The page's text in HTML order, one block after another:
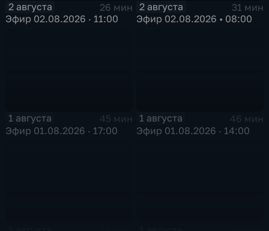
2 августа
26 мин
Эфир 02.08.2026 · 11:00
2 августа
31 мин
Эфир 02.08.2026 • 08:00
1 августа
45 мин
Эфир 01.08.2026 · 17:00
1 августа
46 мин
Эфир 01.08.2026 · 14:00